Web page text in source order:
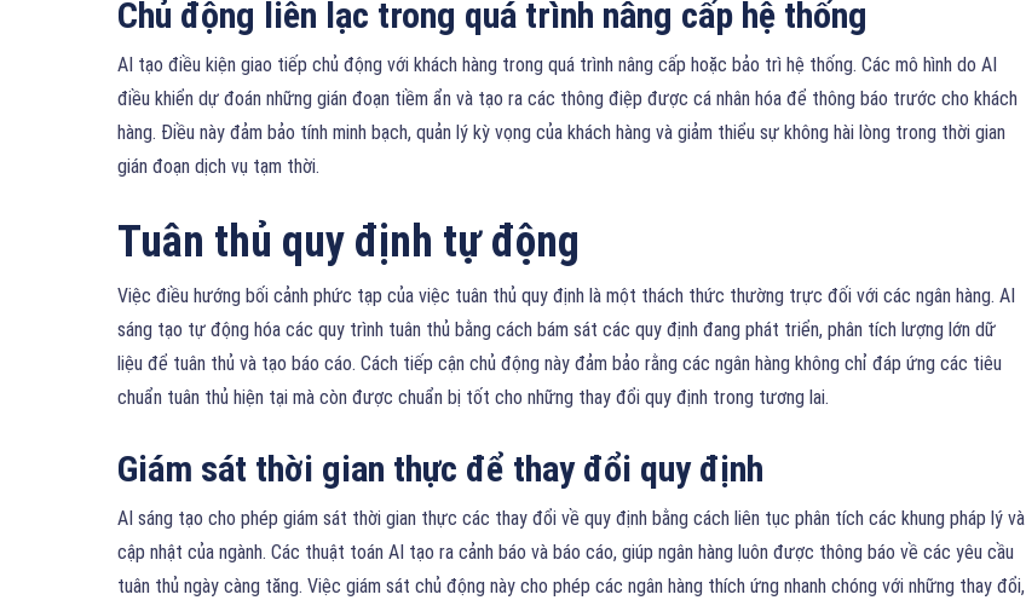
Chủ động liên lạc trong quá trình nâng cấp hệ thống
AI tạo điều kiện giao tiếp chủ động với khách hàng trong quá trình nâng cấp hoặc bảo trì hệ thống. Các mô hình do AI
điều khiển dự đoán những gián đoạn tiềm ẩn và tạo ra các thông điệp được cá nhân hóa để thông báo trước cho khách
hàng. Điều này đảm bảo tính minh bạch, quản lý kỳ vọng của khách hàng và giảm thiểu sự không hài lòng trong thời gian
gián đoạn dịch vụ tạm thời.
Tuân thủ quy định tự động
Việc điều hướng bối cảnh phức tạp của việc tuân thủ quy định là một thách thức thường trực đối với các ngân hàng. AI
sáng tạo tự động hóa các quy trình tuân thủ bằng cách bám sát các quy định đang phát triển, phân tích lượng lớn dữ
liệu để tuân thủ và tạo báo cáo. Cách tiếp cận chủ động này đảm bảo rằng các ngân hàng không chỉ đáp ứng các tiêu
chuẩn tuân thủ hiện tại mà còn được chuẩn bị tốt cho những thay đổi quy định trong tương lai.
Giám sát thời gian thực để thay đổi quy định
AI sáng tạo cho phép giám sát thời gian thực các thay đổi về quy định bằng cách liên tục phân tích các khung pháp lý và
cập nhật của ngành. Các thuật toán AI tạo ra cảnh báo và báo cáo, giúp ngân hàng luôn được thông báo về các yêu cầu
tuân thủ ngày càng tăng. Việc giám sát chủ động này cho phép các ngân hàng thích ứng nhanh chóng với những thay đổi,